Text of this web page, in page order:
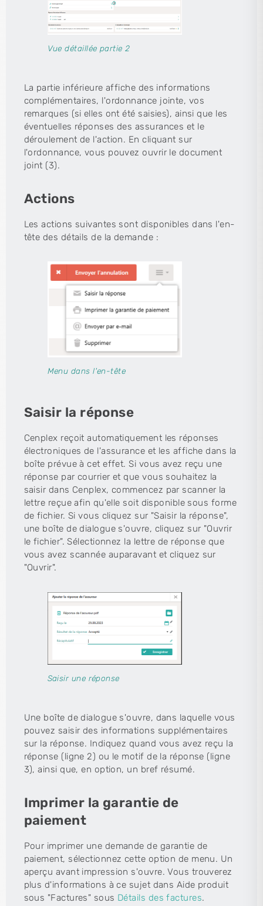
Vue détaillée partie 2
La partie inférieure affiche des informations
complémentaires, l'ordonnance jointe, vos
remarques (si elles ont été saisies), ainsi que les
éventuelles réponses des assurances et le
déroulement de l'action. En cliquant sur
l'ordonnance, vous pouvez ouvrir le document
joint (3).
Actions
Les actions suivantes sont disponibles dans l'en-
tête des détails de la demande :
Menu dans l'en-tête
Saisir la réponse
Cenplex reçoit automatiquement les réponses
électroniques de l'assurance et les affiche dans la
boîte prévue à cet effet. Si vous avez reçu une
réponse par courrier et que vous souhaitez la
saisir dans Cenplex, commencez par scanner la
lettre reçue afin qu'elle soit disponible sous forme
de fichier. Si vous cliquez sur "Saisir la réponse",
une boîte de dialogue s'ouvre, cliquez sur "Ouvrir
le fichier". Sélectionnez la lettre de réponse que
vous avez scannée auparavant et cliquez sur
"Ouvrir".
Saisir une réponse
Une boîte de dialogue s'ouvre, dans laquelle vous
pouvez saisir des informations supplémentaires
sur la réponse. Indiquez quand vous avez reçu la
réponse (ligne 2) ou le motif de la réponse (ligne
3), ainsi que, en option, un bref résumé.
Imprimer la garantie de
paiement
Pour imprimer une demande de garantie de
paiement, sélectionnez cette option de menu. Un
aperçu avant impression s'ouvre. Vous trouverez
plus d'informations à ce sujet dans Aide produit
sous "Factures" sous Détails des factures.